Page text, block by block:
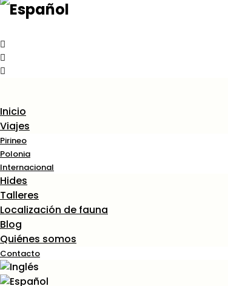
Inicio
Viajes
Pirineo
Polonia
Internacional
Hides
Talleres
Localización de fauna
Blog
Quiénes somos
Contacto